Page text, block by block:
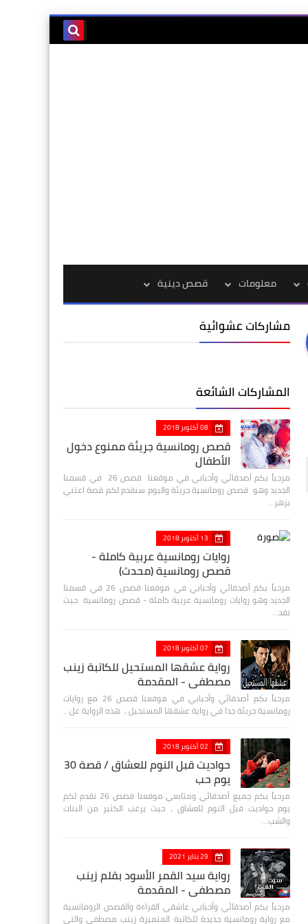
معلومات قصص دينية
مشاركات عشوائية
المشاركات الشائعة
08 أكتوبر 2018
قصص رومانسية جريئة ممنوع دخول
الأطفال
مرحباً بكم أصدقائي وأحبابي في موقعنا قصص 26 في قسمنا
الجديد وهو قصص رومانسية جريئة واليوم سنقدم لكم قصة اعتني
بزهر…
13 أكتوبر 2018
روايات رومانسية عربية كاملة -
قصص رومانسية (محدث)
مرحباً بكم أصدقائي وأحبابي في موقعنا قصص 26 في قسمنا
الجديد وهو روايات رومانسية عربية كاملة - قصص رومانسية حيث
نقد…
07 أكتوبر 2018
رواية عشقها المستحيل للكاتبة زينب
مصطفي - المقدمة
مرحباً بكم أصدقائي وأحبابي في موقعنا قصص 26 مع روايات
رومانسية جريئة جدا في رواية عشقها المستحيل ، هذه الرواية عل…
02 أكتوبر 2018
حواديت قبل النوم للعشاق / قصة 30
يوم حب
مرحباً بكم جميع أصدقائي ومتابعي موقعنا قصص 26 نقدم لكم
يوم حواديت قبل النوم للعشاق ، حيث يرغب الكثير من البنات
والشب…
29 يناير 2021
رواية سيد القمر الأسود بقلم زينب
مصطفي - المقدمة
مرحباً بكم أصدقائي وأحبابي عاشقي القراءة والقصص الرومانسية
مع رواية رومانسية جديدة للكاتبة المتميزة زينب مصطفى والتي